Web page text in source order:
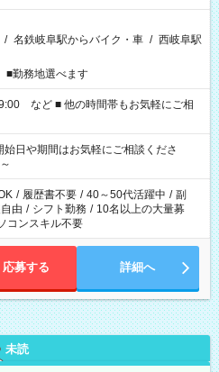
/ 名鉄岐阜駅からバイク・車 / 西岐阜駅
勤務地選べます
帯もお気軽にご相
日や期間はお気軽にご相談くださ
/ 履歴書不要 / 40～50代活躍中 / 副
由 / シフト勤務 / 10名以上の大量募
コンスキル不要
応募する 詳細へ
未読